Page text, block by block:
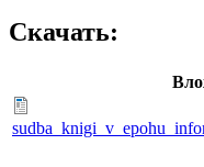
Скачать: